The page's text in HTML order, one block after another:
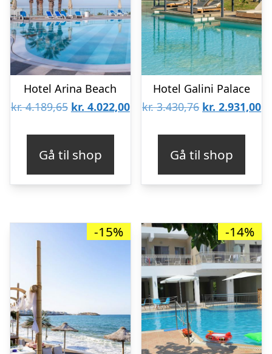
Hotel Arina Beach
kr.4.189,65 Den
var:
kr. 4.189,65.
kr. 4.022,00Den
kr. 4.022,00.
Gå til shop
Hotel Galini Palace
kr.3.430,76 Den
var:
kr. 3.430,76.
kr. 2.931,00
Gå til shop
-15% -14%